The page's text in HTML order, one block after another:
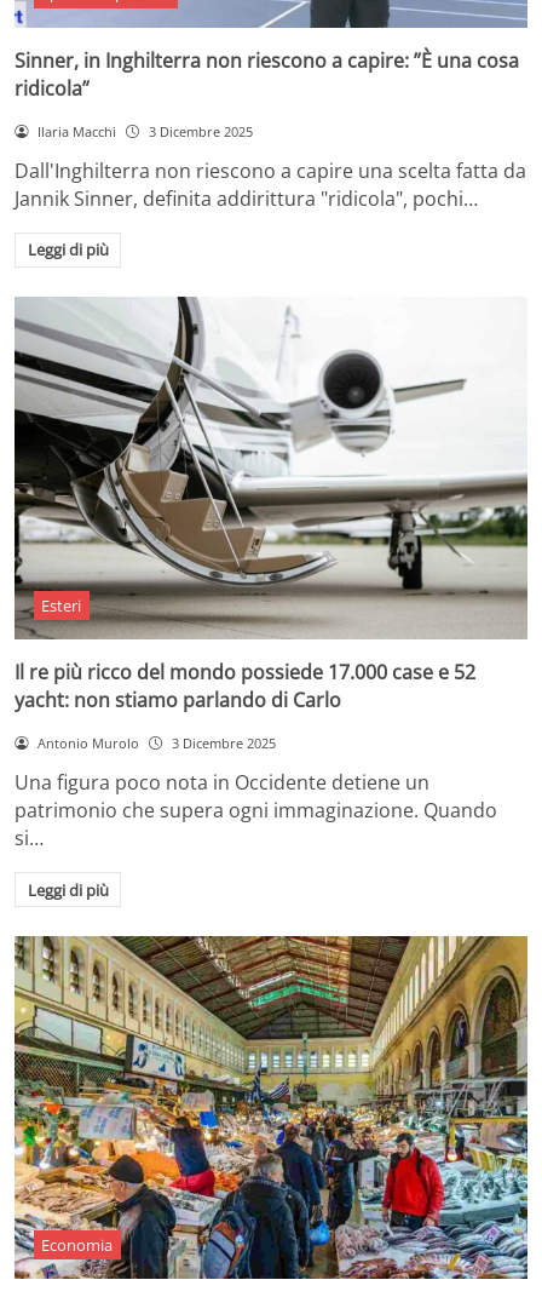
Sinner, in Inghilterra non riescono a capire: ”È una cosa
ridicola”
Ilaria Macchi 3 Dicembre 2025
Dall'Inghilterra non riescono a capire una scelta fatta da
Jannik Sinner, definita addirittura "ridicola", pochi…
Leggi di più
Esteri
Il re più ricco del mondo possiede 17.000 case e 52
yacht: non stiamo parlando di Carlo
Antonio Murolo 3 Dicembre 2025
Una figura poco nota in Occidente detiene un
patrimonio che supera ogni immaginazione. Quando
si…
Leggi di più
Economia